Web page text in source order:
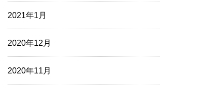
2021年1月
2020年12月
2020年11月